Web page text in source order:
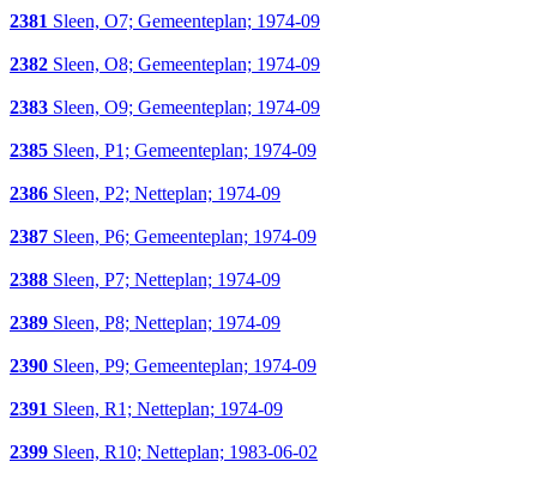
2381 Sleen, O7; Gemeenteplan; 1974-09
2382 Sleen, O8; Gemeenteplan; 1974-09
2383 Sleen, O9; Gemeenteplan; 1974-09
2385 Sleen, P1; Gemeenteplan; 1974-09
2386 Sleen, P2; Netteplan; 1974-09
2387 Sleen, P6; Gemeenteplan; 1974-09
2388 Sleen, P7; Netteplan; 1974-09
2389 Sleen, P8; Netteplan; 1974-09
2390 Sleen, P9; Gemeenteplan; 1974-09
2391 Sleen, R1; Netteplan; 1974-09
2399 Sleen, R10; Netteplan; 1983-06-02